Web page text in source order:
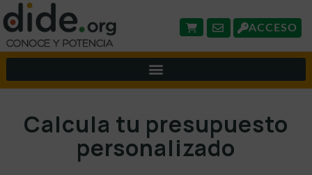
ACCESO
Calcula tu presupuesto
personalizado